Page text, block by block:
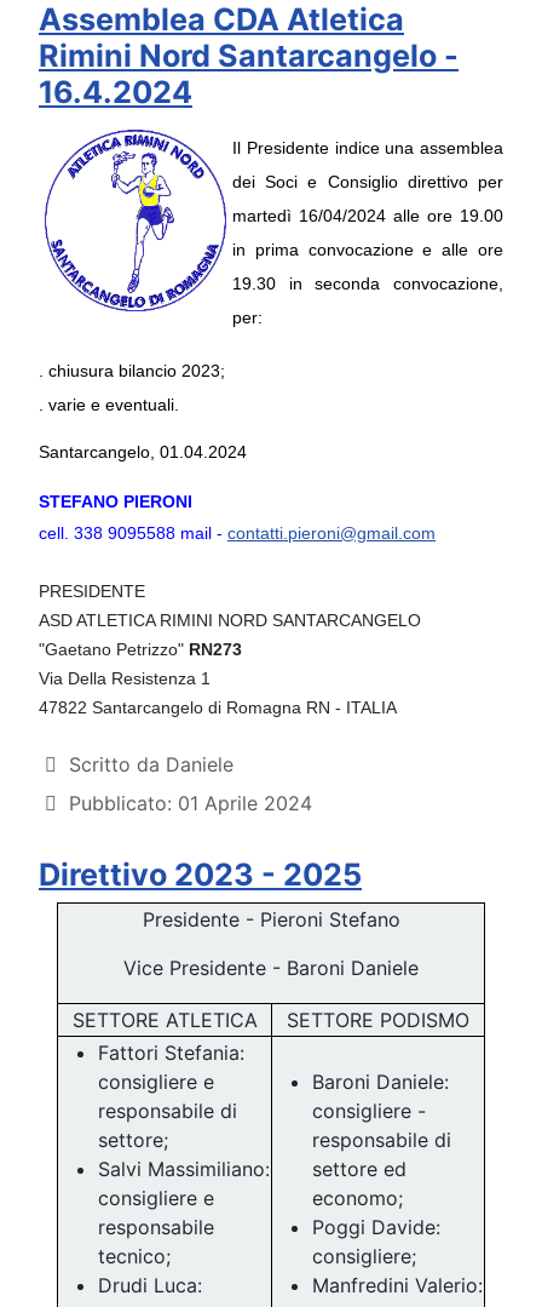
Assemblea CDA Atletica
Rimini Nord Santarcangelo -
16.4.2024
Il Presidente indice una assemblea
dei Soci e Consiglio direttivo per
martedì 16/04/2024 alle ore 19.00
in prima convocazione e alle ore
19.30 in seconda convocazione,
per:
. chiusura bilancio 2023;
. varie e eventuali.
Santarcangelo, 01.04.2024
STEFANO PIERONI
cell. 338 9095588 mail - contatti.pieroni@gmail.com
PRESIDENTE
ASD ATLETICA RIMINI NORD SANTARCANGELO
"Gaetano Petrizzo" RN273
Via Della Resistenza 1
47822 Santarcangelo di Romagna RN - ITALIA
Dettagli
Scritto da Daniele
Pubblicato: 01 Aprile 2024
Direttivo 2023 - 2025
Presidente - Pieroni Stefano
Vice Presidente - Baroni Daniele
SETTORE ATLETICA
SETTORE PODISMO
Fattori Stefania:
consigliere e
responsabile di
settore;
Salvi Massimiliano:
consigliere e
responsabile
tecnico;
Drudi Luca:
Baroni Daniele:
consigliere -
responsabile di
settore ed
economo;
Poggi Davide:
consigliere;
Manfredini Valerio: